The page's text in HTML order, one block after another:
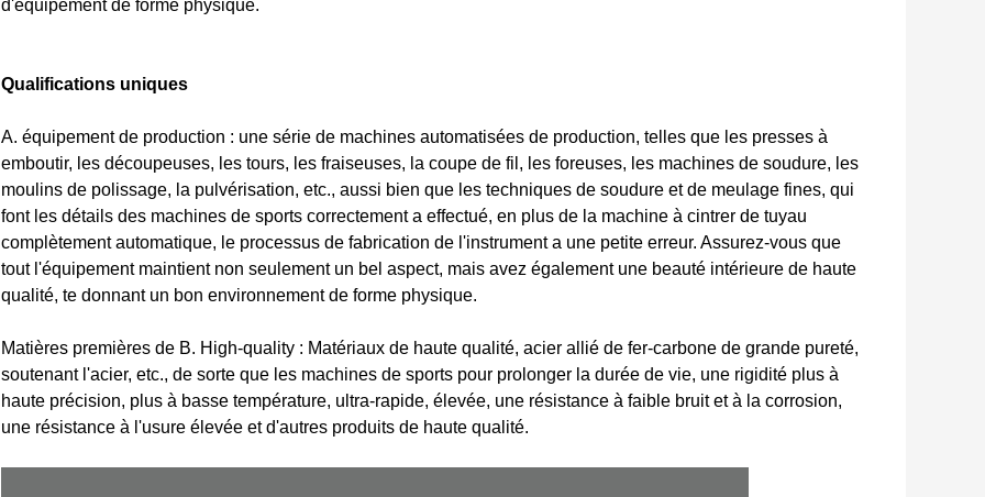
d'équipement de forme physique.
Qualifications uniques
A. équipement de production : une série de machines automatisées de production, telles que les presses à
emboutir, les découpeuses, les tours, les fraiseuses, la coupe de fil, les foreuses, les machines de soudure, les
moulins de polissage, la pulvérisation, etc., aussi bien que les techniques de soudure et de meulage fines, qui
font les détails des machines de sports correctement a effectué, en plus de la machine à cintrer de tuyau
complètement automatique, le processus de fabrication de l'instrument a une petite erreur. Assurez-vous que
tout l'équipement maintient non seulement un bel aspect, mais avez également une beauté intérieure de haute
qualité, te donnant un bon environnement de forme physique.
Matières premières de B. High-quality : Matériaux de haute qualité, acier allié de fer-carbone de grande pureté,
soutenant l'acier, etc., de sorte que les machines de sports pour prolonger la durée de vie, une rigidité plus à
haute précision, plus à basse température, ultra-rapide, élevée, une résistance à faible bruit et à la corrosion,
une résistance à l'usure élevée et d'autres produits de haute qualité.